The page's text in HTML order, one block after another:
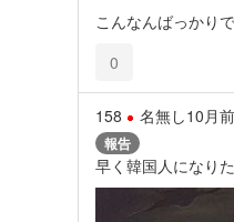
こんなんばっかりで
0
158 名無し10月前
報告
早く韓国人になり